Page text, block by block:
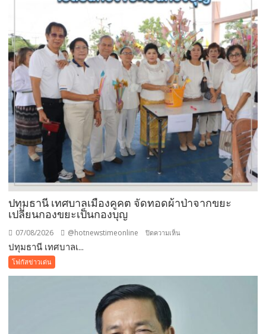
ปทุมธานี เทศบาลเมืองคูคต จัดทอดผ้าป่าจากขยะ
เปลี่ยนกองขยะเป็นกองบุญ
07/08/2026 @hotnewstimeonline ปิดความเห็น
ปทุมธานี เทศบาลเ...
โฟกัสข่าวเด่น